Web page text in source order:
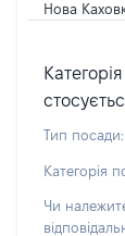
Нова
Тип посади:
Категорія
Чи